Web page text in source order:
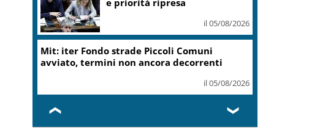
il 05/08/2026
Delmastro, Camera dice no a
uso chat con Caroccia: in aula
il 05/08/2026